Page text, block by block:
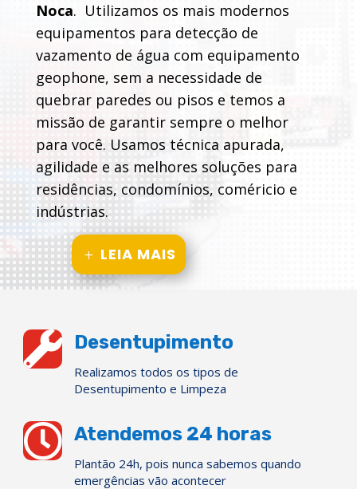
Noca. Utilizamos os mais modernos
equipamentos para detecção de
vazamento de água com equipamento
geophone, sem a necessidade de
quebrar paredes ou pisos e temos a
missão de garantir sempre o melhor
para você. Usamos técnica apurada,
agilidade e as melhores soluções para
residências, condomínios, coméricio e
indústrias.
LEIA MAIS
 Desentupimento
Realizamos todos os tipos de
Desentupimento e Limpeza
 Atendemos 24 horas
Plantão 24h, pois nunca sabemos quando
emergências vão acontecer